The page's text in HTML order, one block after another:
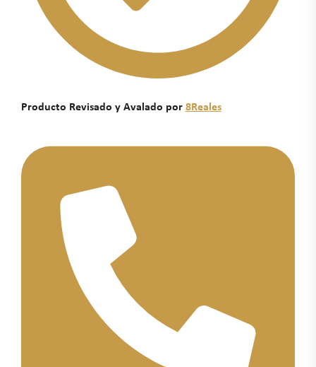
Producto Revisado y Avalado por 8Reales